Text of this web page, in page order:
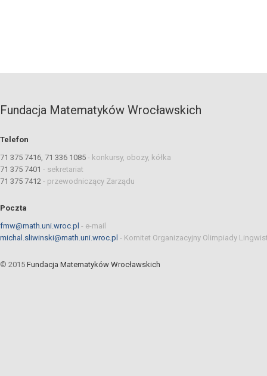
Fundacja Matematyków Wrocławskich
Telefon
71 375 7416, 71 336 1085 - konkursy, obozy, kółka
71 375 7401 - sekretariat
71 375 7412 - przewodniczący Zarządu
Poczta
fmw@math.uni.wroc.pl - e-mail
michal.sliwinski@math.uni.wroc.pl - Komitet Organizacyjny Olimpiady
© 2015 Fundacja Matematyków Wrocławskich